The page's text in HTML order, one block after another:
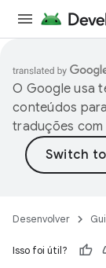
O Google usa
conteúdos
traduções
Desenvolver
Isso foi útil?